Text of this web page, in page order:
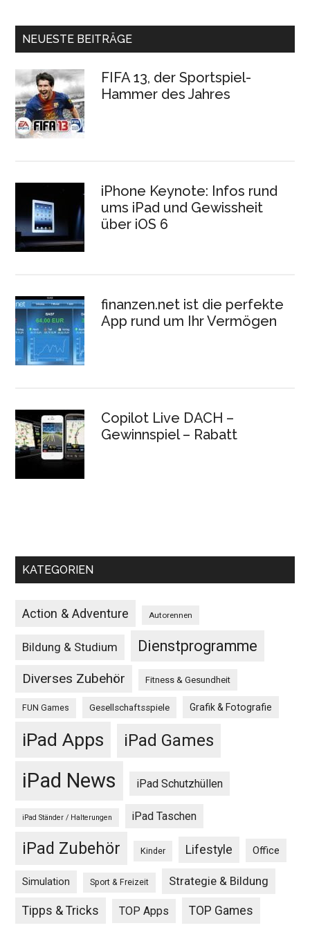
NEUESTE BEITRÄGE
FIFA 13, der Sportspiel-
Hammer des Jahres
iPhone Keynote: Infos rund
ums iPad und Gewissheit
über iOS 6
finanzen.net ist die perfekte
App rund um Ihr Vermögen
Copilot Live DACH –
Gewinnspiel – Rabatt
KATEGORIEN
Action & Adventure Autorennen
Bildung & Studium Dienstprogramme
Diverses Zubehör Fitness & Gesundheit
FUN Games Gesellschaftsspiele Grafik & Fotografie
iPad Apps iPad Games
iPad News iPad Schutzhüllen
iPad Ständer / Halterungen iPad Taschen
iPad Zubehör Kinder Lifestyle Office
Simulation Sport & Freizeit Strategie & Bildung
Tipps & Tricks TOP Apps TOP Games